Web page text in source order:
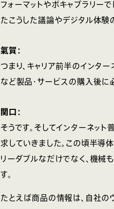
フォーマットやボキャブラリー
たこうした議論やデジタル体験
氣賀：
つまり、キャリア前半のインタ
など製品・サービスの購入後に
関口：
そうです。そしてインターネッ
求していきました。この頃半導
リーダブルなだけでなく、機械
す。
たとえば商品の情報は、自社の